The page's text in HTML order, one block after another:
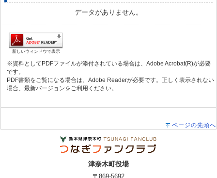
データがありません。
新しいウィンドウで表示
※資料としてPDFファイルが添付されている場合は、Adobe Acrobat(R)が必要
です。
PDF書類をご覧になる場合は、Adobe Readerが必要です。正しく表示されない
場合、最新バージョンをご利用ください。
ページの先頭へ
津奈木町役場
〒869-5692